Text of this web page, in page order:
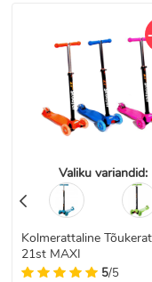
Valiku variandid:
Kolmerattaline
21st MAXI
5/5